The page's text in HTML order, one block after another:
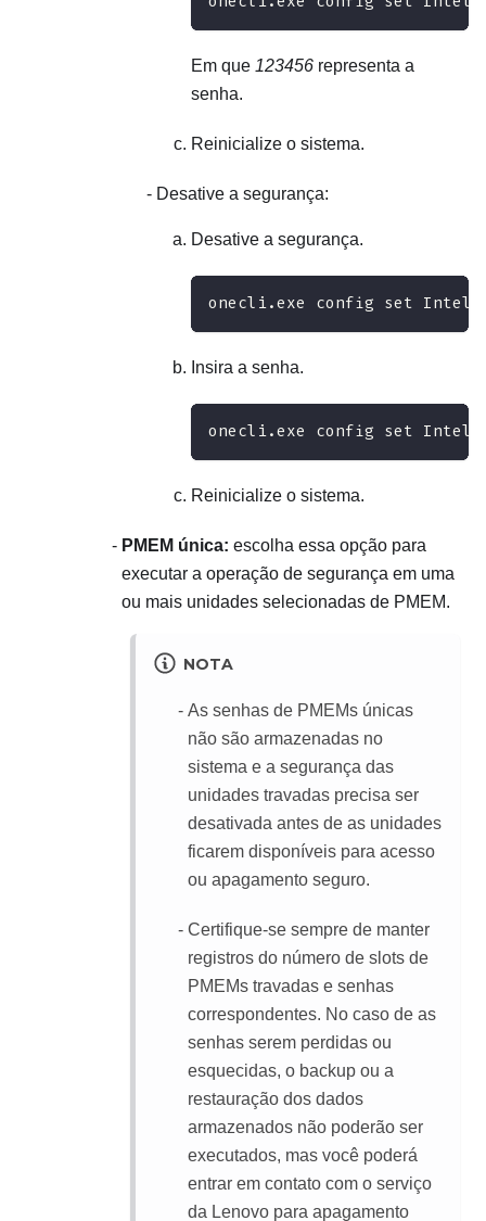
Em que 123456 representa a
senha.
Reinicialize o sistema.
Desative a segurança:
Desative a segurança.
onecli.exe config set
Insira a senha.
onecli.exe config set
Reinicialize o sistema.
PMEM única: escolha essa opção para
executar a operação de segurança em uma
ou mais unidades selecionadas de PMEM.
NOTA
As senhas de PMEMs únicas
não são armazenadas no
sistema e a segurança das
unidades travadas precisa ser
desativada antes de as unidades
ficarem disponíveis para acesso
ou apagamento seguro.
Certifique-se sempre de manter
registros do número de slots de
PMEMs travadas e senhas
correspondentes. No caso de as
senhas serem perdidas ou
esquecidas, o backup ou a
restauração dos dados
armazenados não poderão ser
executados, mas você poderá
entrar em contato com o serviço
da Lenovo para apagamento